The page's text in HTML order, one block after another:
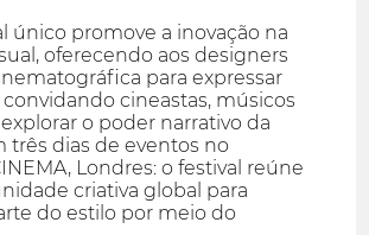
único promove a inovação na
oferecendo aos designers
para expressar
convidando cineastas, músicos
o poder narrativo da
três dias de eventos no
Londres: o festival reúne
criativa global para
do estilo por meio do